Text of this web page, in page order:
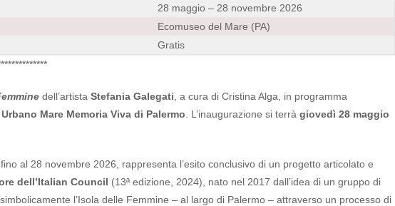
28 maggio – 28 novembre 2026
Ecomuseo del Mare (PA)
Gratis
dell’artista Stefania Galegati , a cura di Cristina Alga, in programma
Mare Memoria Viva di Palermo . L’inaugurazione si terrà giovedì 28 maggio
al 28 novembre 2026, rappresenta l’esito conclusivo di un progetto articolato e
dell’Italian Council (13ª edizione, 2024), nato nel 2017 dall’idea di un gruppo di
l’Isola delle Femmine – al largo di Palermo – attraverso un processo di